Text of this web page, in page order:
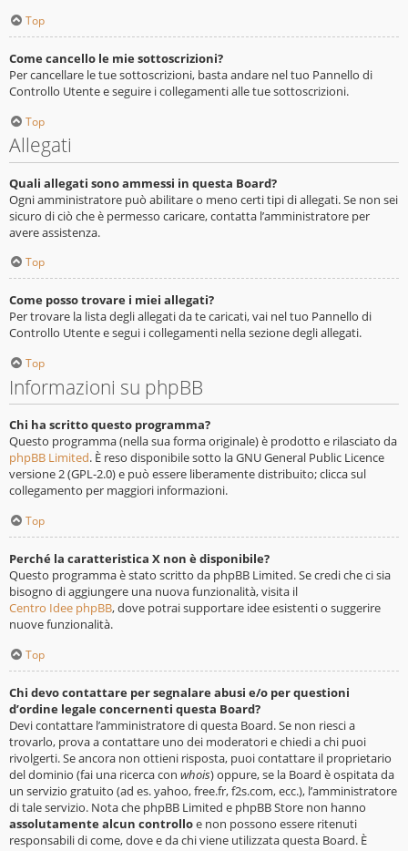
Top
Come cancello le mie sottoscrizioni?
Per cancellare le tue sottoscrizioni, basta andare nel tuo Pannello di
Controllo Utente e seguire i collegamenti alle tue sottoscrizioni.
Top
Allegati
Quali allegati sono ammessi in questa Board?
Ogni amministratore può abilitare o meno certi tipi di allegati. Se non sei
sicuro di ciò che è permesso caricare, contatta l’amministratore per
avere assistenza.
Top
Come posso trovare i miei allegati?
Per trovare la lista degli allegati da te caricati, vai nel tuo Pannello di
Controllo Utente e segui i collegamenti nella sezione degli allegati.
Top
Informazioni su phpBB
Chi ha scritto questo programma?
Questo programma (nella sua forma originale) è prodotto e rilasciato da
phpBB Limited. È reso disponibile sotto la GNU General Public Licence
versione 2 (GPL-2.0) e può essere liberamente distribuito; clicca sul
collegamento per maggiori informazioni.
Top
Perché la caratteristica X non è disponibile?
Questo programma è stato scritto da phpBB Limited. Se credi che ci sia
bisogno di aggiungere una nuova funzionalità, visita il
Centro Idee phpBB, dove potrai supportare idee esistenti o suggerire
nuove funzionalità.
Top
Chi devo contattare per segnalare abusi e/o per questioni
d’ordine legale concernenti questa Board?
Devi contattare l’amministratore di questa Board. Se non riesci a
trovarlo, prova a contattare uno dei moderatori e chiedi a chi puoi
rivolgerti. Se ancora non ottieni risposta, puoi contattare il proprietario
del dominio (fai una ricerca con whois) oppure, se la Board è ospitata da
un servizio gratuito (ad es. yahoo, free.fr, f2s.com, ecc.), l’amministratore
di tale servizio. Nota che phpBB Limited e phpBB Store non hanno
assolutamente alcun controlloe non possono essere ritenuti
responsabili di come, dove e da chi viene utilizzata questa Board. È